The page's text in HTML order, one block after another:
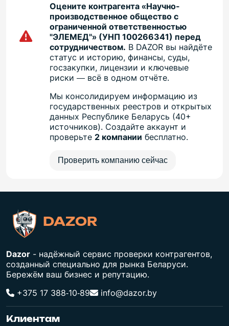
Оцените контрагента «Научно-
производственное общество с
ограниченной ответственностью
"ЭЛЕМЕД"» (УНП 100266341) перед
сотрудничеством. В DAZOR вы найдёте
статус и историю, финансы, суды,
госзакупки, лицензии и ключевые
риски — всё в одном отчёте.
Мы консолидируем информацию из
государственных реестров и открытых
данных Республике Беларусь (40+
источников). Создайте аккаунт и
проверьте2 компании бесплатно.
Проверить компанию сейчас
DAZOR
Dazor - надёжный сервис проверки контрагентов,
созданный специально для рынка Беларуси.
Бережём ваш бизнес и репутацию.
+375 17 388‑10‑89
info@dazor.by
Клиентам